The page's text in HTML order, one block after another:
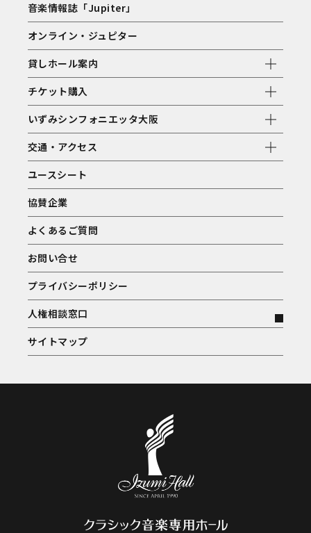
音楽情報誌「Jupiter」
オンライン・ジュピター
貸しホール案内
チケット購入
いずみシンフォニエッタ大阪
交通・アクセス
ユースシート
協賛企業
よくあるご質問
お問い合せ
プライバシーポリシー
人権相談窓口
サイトマップ